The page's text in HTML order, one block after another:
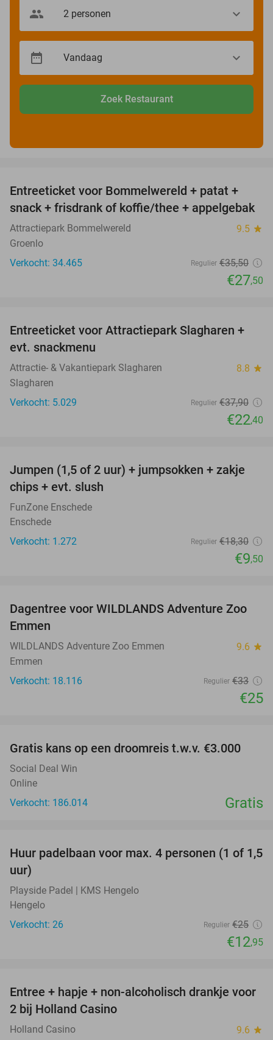
Zoek Restaurant
23%
Entreeticket voor Bommelwereld + patat +
snack + frisdrank of koffie/thee + appelgebak
Attractiepark Bommelwereld 9.5 star
Groenlo
Verkocht: 34.465
Regulier €35,50
€27,50
41%
Entreeticket voor Attractiepark Slagharen +
evt. snackmenu
Attractie- & Vakantiepark Slagharen 8.8 star
Slagharen
Verkocht: 5.029
Regulier €37,90
€22,40
48%
Jumpen (1,5 of 2 uur) + jumpsokken + zakje
chips + evt. slush
FunZone Enschede
Enschede
Verkocht: 1.272
Regulier €18,30
€9,50
24%
Dagentree voor WILDLANDS Adventure Zoo
Emmen
WILDLANDS Adventure Zoo Emmen 9.6 star
Emmen
Verkocht: 18.116
Regulier €33
€25
Gratis kans op een droomreis t.w.v. €3.000
Social Deal Win
Online
Verkocht: 186.014
Gratis
48%
Huur padelbaan voor max. 4 personen (1 of 1,5
uur)
Playside Padel | KMS Hengelo
Hengelo
Verkocht: 26
Regulier €25
€12,95
52%
Entree + hapje + non-alcoholisch drankje voor
2 bij Holland Casino
Holland Casino 9.6 star